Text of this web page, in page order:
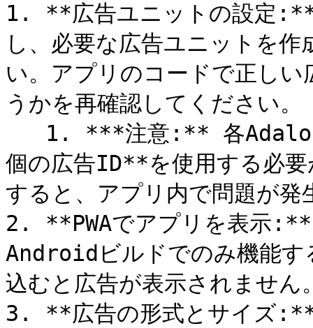
1. **広告ユニットの設定:**
し、必要な広告ユニットを
い。アプリのコードで正し
うかを再確認してください。
個の広告ID**を使用する必
すると、アプリ内で問題が
2. **PWAでアプリを表示:**
Androidビルドでのみ機能す
込むと広告が表示されません
3. **広告の形式とサイズ:**